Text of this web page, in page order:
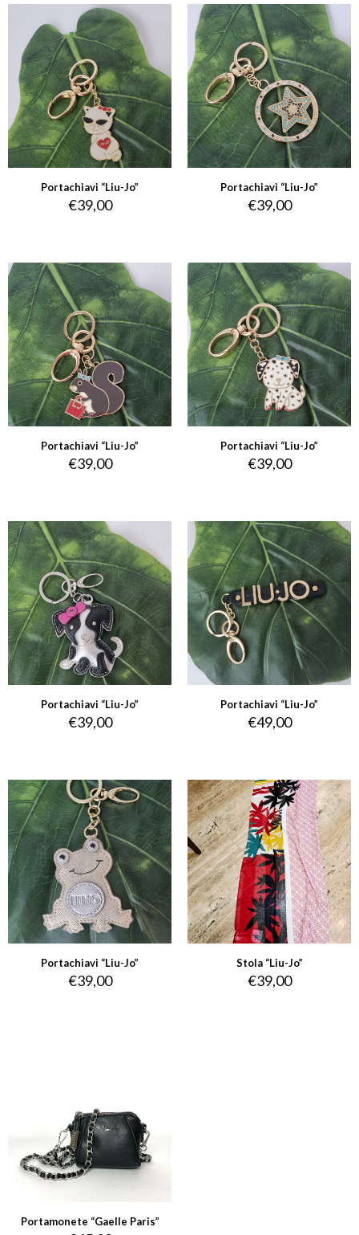
Portachiavi “Liu-Jo”
€39,00
Portachiavi “Liu-Jo”
€39,00
Portachiavi “Liu-Jo”
€39,00
Portachiavi “Liu-Jo”
€39,00
Portachiavi “Liu-Jo”
€39,00
Portachiavi “Liu-Jo”
€49,00
Portachiavi “Liu-Jo”
€39,00
Stola “Liu-Jo”
€39,00
Portamonete “Gaelle Paris”